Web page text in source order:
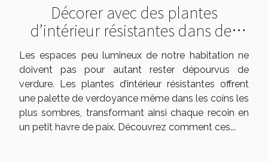
Décorer avec des plantes
d’intérieur résistantes dans des
espaces peu lumineux
Les espaces peu lumineux de notre habitation ne
doivent pas pour autant rester dépourvus de
verdure. Les plantes d’intérieur résistantes offrent
une palette de verdoyance même dans les coins les
plus sombres, transformant ainsi chaque recoin en
un petit havre de paix. Découvrez comment ces...